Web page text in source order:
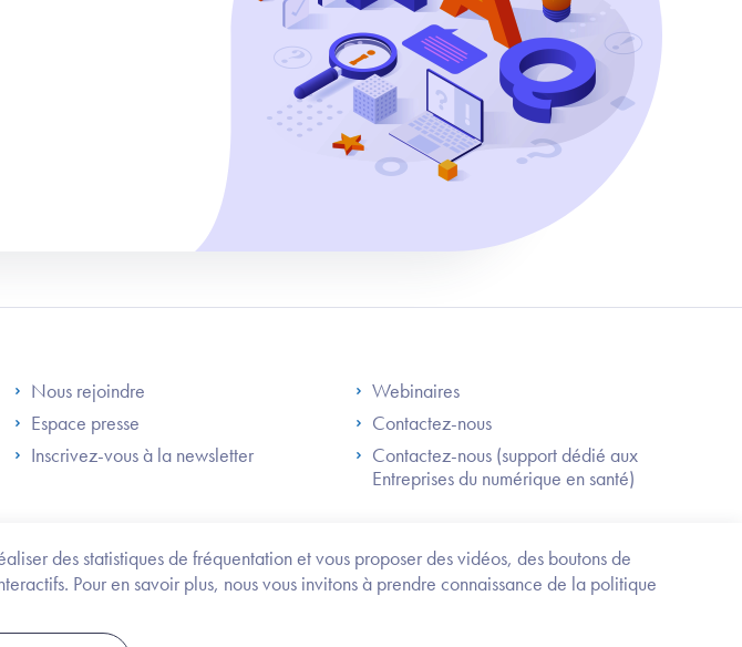
des statistiques de fréquentation et vous proposer des vidéos, des boutons de
Pour en savoir plus, nous vous invitons à prendre connaissance de la politiqueTrouvez
Footer Left ANS
Nous rejoindre
Espace presse
Inscrivez-vous à la newsletter
Footer Right ANS
Webinaires
Contactez-nous
Contactez-nous (support dédié aux
Entreprises du numérique en santé)
Legifrance.gouv.fr